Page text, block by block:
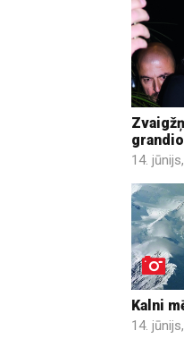
14.
Kalni
14.